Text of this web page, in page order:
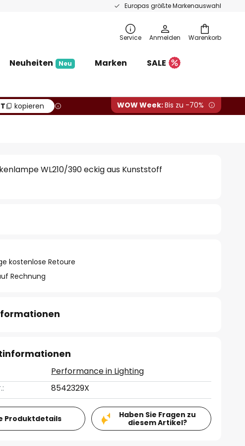
Europas größte Markenauswahl
Warenkorb
Service Anmelden
Neuheiten Neu Marken
SALE
kopieren WOW Week:Bis zu -70%
WL210/390 eckig aus Kunststoff
kostenlose Retoure
Rechnung
Performance in Lighting
8542329X
Produktdetails
Haben Sie Fragen zu
diesem Artikel?